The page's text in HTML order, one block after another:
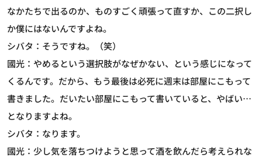
なかたちで出るのか、ものすごく頑張って直すか、この二択し
か僕にはないんですよね。
シバタ：そうですね。（笑）
國光：やめるという選択肢がなぜかない、という感じになって
くるんです。だから、もう最後は必死に週末は部屋にこもって
書きました。だいたい部屋にこもって書いていると、やばい…
となりますよね。
シバタ：なります。
國光：少し気を落ちつけようと思って酒を飲んだら考えられな